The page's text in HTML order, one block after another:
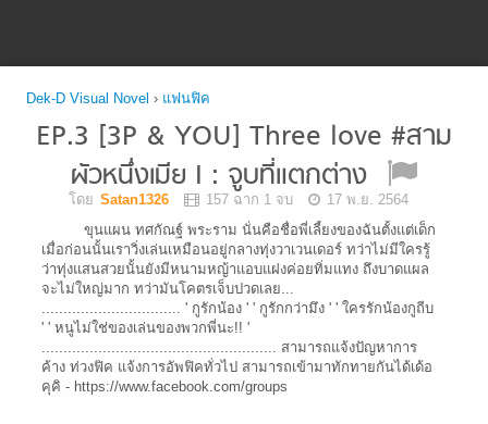
Dek-D Visual Novel › แฟนฟิค
EP.3 [3P & YOU] Three love #สาม
ผัวหนึ่งเมีย I : จูบที่แตกต่าง
โดย Satan1326 157 ฉาก 1 จบ
17 พ.ย. 2564
ขุนแผน ทศกัณฐ์ พระราม นั่นคือชื่อพี่เลี้ยงของฉันตั้งแต่เด็ก
เมื่อก่อนนั้นเราวิ่งเล่นเหมือนอยู่กลางทุ่งวาเวนเดอร์ ทว่าไม่มีใครรู้
ว่าทุ่งแสนสวยนั้นยังมีหนามหญ้าแอบแฝงค่อยทิ่มแทง ถึงบาดแผล
จะไม่ใหญ่มาก ทว่ามันโคตรเจ็บปวดเลย...
................................ ' กูรักน้อง ' ' กูรักกว่ามึง ' ' ใครรักน้องกูถีบ
' ' หนูไม่ใช่ของเล่นของพวกพี่นะ!! '
...................................................... สามารถแจ้งปัญหาการ
ค้าง ท่วงฟิค แจ้งการอัพฟิคทั่วไป สามารถเข้ามาทักทายกันได้เด้อ
คุคิ - https://www.facebook.com/groups